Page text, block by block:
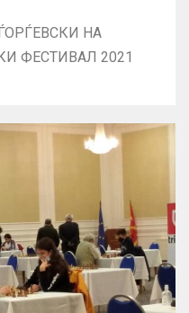
НА
ФЕСТИВАЛ 2021